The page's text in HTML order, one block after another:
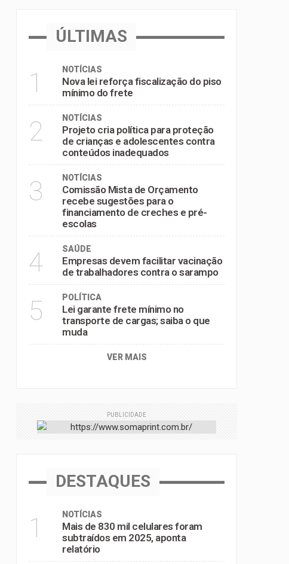
inadequados
e pré-escolasÚLTIMAS
1 NOTÍCIAS
Nova lei reforça fiscalização do piso
mínimo do frete
2 NOTÍCIAS
Projeto cria política para proteção
de crianças e adolescentes contra
conteúdos inadequados
3 NOTÍCIAS
Comissão Mista de Orçamento
recebe sugestões para o
financiamento de creches e pré-
escolas
4 SAÚDE
Empresas devem facilitar vacinação
de trabalhadores contra o sarampo
5 POLÍTICA
Lei garante frete mínimo no
transporte de cargas; saiba o que
muda
VER MAIS
PUBLICIDADE
DESTAQUES
1 NOTÍCIAS
Mais de 830 mil celulares foram
subtraídos em 2025, aponta
relatório